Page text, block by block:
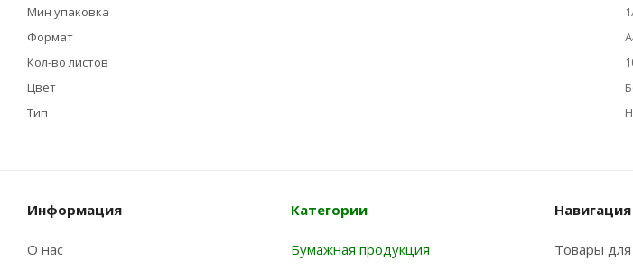
Мин упаковка
Формат
Кол-во листов
Цвет
Тип
Информация
О нас
Категории
Бумажная продукция
Навигация
Товары для